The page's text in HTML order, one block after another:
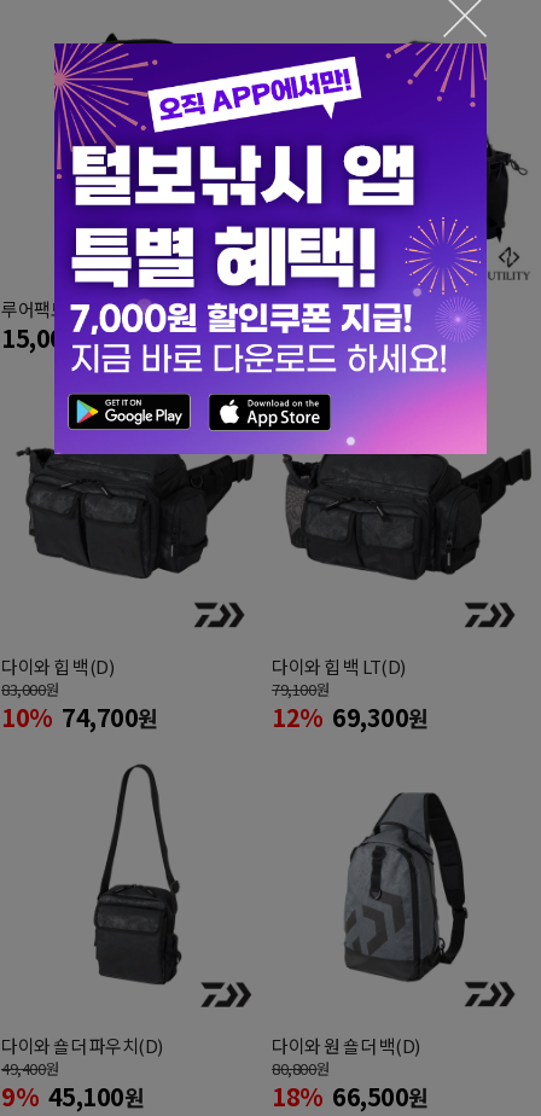
루어팩토리 LFB-25 포켓파우치
15,000원
유틸리티 멀티 웨이스트백
29,000원
다이와 힙 백(D)
83,000원
10% 74,700원
다이와 힙 백 LT(D)
79,100원
12% 69,300원
다이와 숄더 파우치(D)
49,400원
9% 45,100원
다이와 원 숄더 백(D)
80,800원
18% 66,500원